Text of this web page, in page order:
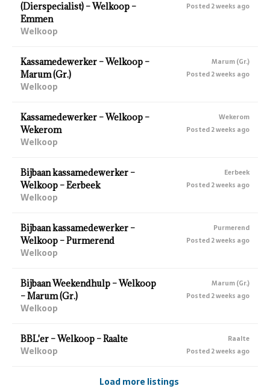
(Dierspecialist) – Welkoop –
Emmen
Welkoop
Posted 2 weeks ago
Kassamedewerker – Welkoop –
Marum (Gr.)
Welkoop
Marum (Gr.)
Posted 2 weeks ago
Kassamedewerker – Welkoop –
Wekerom
Welkoop
Wekerom
Posted 2 weeks ago
Bijbaan kassamedewerker –
Welkoop – Eerbeek
Welkoop
Eerbeek
Posted 2 weeks ago
Bijbaan kassamedewerker –
Welkoop – Purmerend
Welkoop
Purmerend
Posted 2 weeks ago
Bijbaan Weekendhulp – Welkoop
– Marum (Gr.)
Welkoop
Marum (Gr.)
Posted 2 weeks ago
BBL'er – Welkoop – Raalte
Welkoop
Raalte
Posted 2 weeks ago
Load more listings